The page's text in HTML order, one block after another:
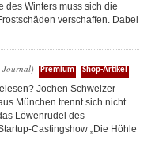
des Winters muss sich die
verschaffen. Dabei
Premium Shop-Artikel
Jochen Schweizer
München trennt sich nicht
Löwenrudel des
Castingshow „Die Höhle